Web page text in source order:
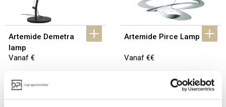
Artemide Demetra
lamp
Vanaf €
Artemide Pirce Lamp
Vanaf €€